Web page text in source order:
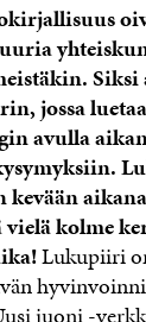
jossa
avulla
vielä kolme
Lukupiiri
juoni-